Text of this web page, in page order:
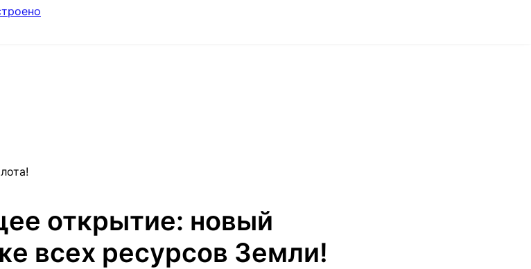
открытие: новый
всех ресурсов Земли!